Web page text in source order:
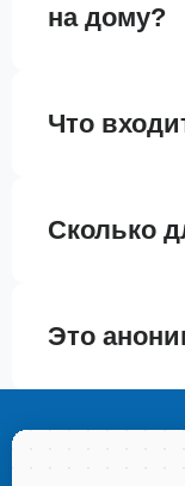
на дому?
Что
Сколько
Это